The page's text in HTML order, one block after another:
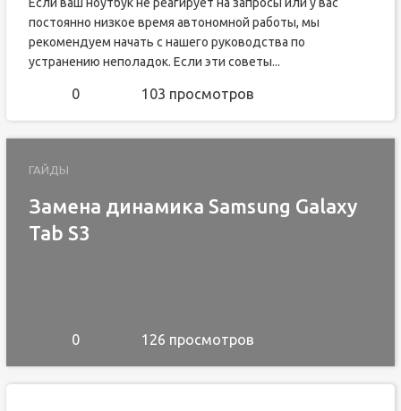
постоянно низкое время автономной работы, мы
рекомендуем начать с нашего руководства по
устранению неполадок. Если эти советы...
0 103 просмотров
ГАЙДЫ
Замена динамика Samsung Galaxy
Tab S3
0 126 просмотров